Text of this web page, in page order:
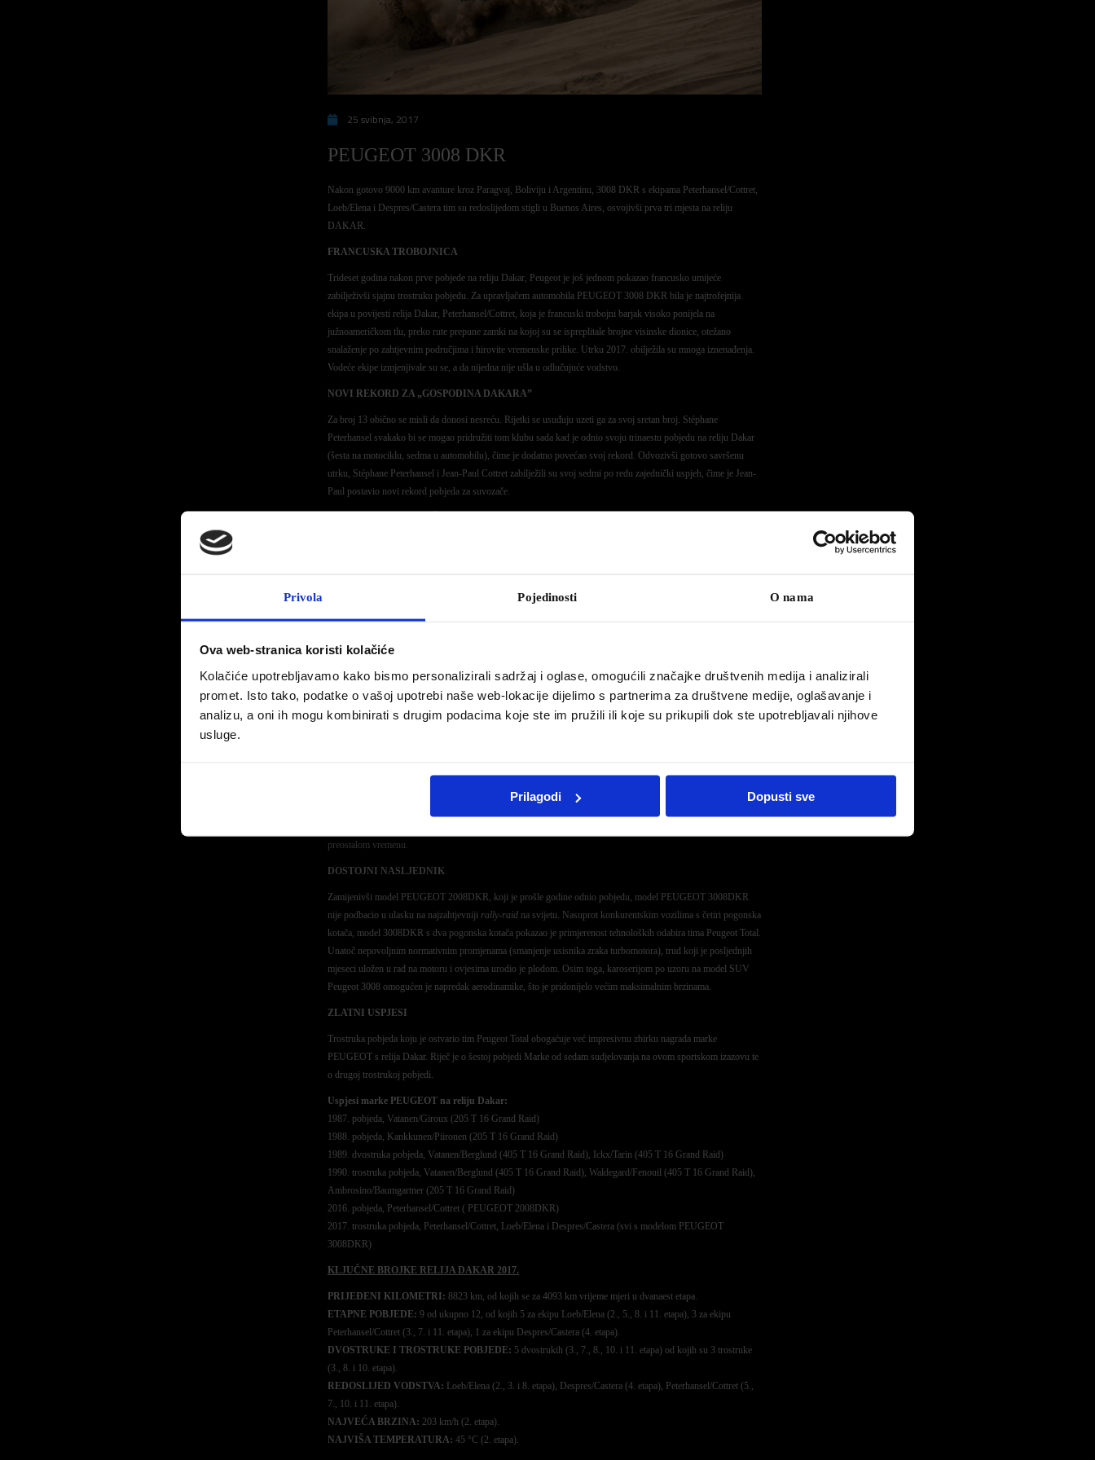
Privola Pojedinosti O nama
Ova web-stranica koristi kolačiće
Kolačiće upotrebljavamo kako bismo personalizirali sadržaj i oglase, omogućili značajke društvenih medija i analizirali
promet. Isto tako, podatke o vašoj upotrebi naše web-lokacije dijelimo s partnerima za društvene medije, oglašavanje i
analizu, a oni ih mogu kombinirati s drugim podacima koje ste im pružili ili koje su prikupili dok ste upotrebljavali njihove
usluge.
Prilagodi Dopusti sve
25 svibnja, 2017
PEUGEOT 3008 DKR
Nakon gotovo 9000 km avanture kroz Paragvaj, Boliviju i Argentinu, 3008 DKR s ekipama Peterhansel/Cottret,
Loeb/Elena i Despres/Castera tim su redoslijedom stigli u Buenos Aires, osvojivši prva tri mjesta na reliju
DAKAR.
FRANCUSKA TROBOJNICA
Trideset godina nakon prve pobjede na reliju Dakar, Peugeot je još jednom pokazao francusko umijeće
zabilježivši sjajnu trostruku pobjedu. Za upravljačem automobila PEUGEOT 3008 DKR bila je najtrofejnija
ekipa u povijesti relija Dakar, Peterhansel/Cottret, koja je francuski trobojni barjak visoko ponijela na
južnoameričkom tlu, preko rute prepune zamki na kojoj su se ispreplitale brojne visinske dionice, otežano
snalaženje po zahtjevnim područjima i hirovite vremenske prilike. Utrku 2017. obilježila su mnoga iznenađenja.
Vodeće ekipe izmjenjivale su se, a da nijedna nije ušla u odlučujuće vodstvo.
NOVI REKORD ZA „GOSPODINA DAKARA”
Za broj 13 obično se misli da donosi nesreću. Rijetki se usuđuju uzeti ga za svoj sretan broj. Stéphane
Peterhansel svakako bi se mogao pridružiti tom klubu sada kad je odnio svoju trinaestu pobjedu na reliju Dakar
(šesta na motociklu, sedma u automobilu), čime je dodatno povećao svoj rekord. Odvozivši gotovo savršenu
utrku, Stéphane Peterhansel i Jean-Paul Cottret zabilježili su svoj sedmi po redu zajednički uspjeh, čime je Jean-
Paul postavio novi rekord pobjeda za suvozače.
mjesto, ekipa br. 309 drugu je godinu zaredom osvojila počasni naslov najboljih natjecatelja s pet od deset
postolja, na koje su se već popeli u kategoriji motocikala (pet pobjeda za Cyrila i jedno treće mjesto za Davida).
Ekipa automobila PEUGEOT 3008DKR br. 307 također je zabilježila svoju prvu pobjedu na posebnoj etapi
relija Dakar u kategoriji automobila te je čak došla na čelo ukupnog poretka na kraju izrazito zahtjevne etape.
Nakon što je još jednom pokazala vrhunac svoje brzine, ekipa Sainz/Cruz nažalost nije mogla završiti ovaj reli
preostalom vremenu.
DOSTOJNI NASLJEDNIK
Zamijenivši model PEUGEOT 2008DKR, koji je prošle godine odnio pobjedu, model PEUGEOT 3008DKR
nije podbacio u ulasku na najzahtjevniji rally-raid na svijetu. Nasuprot konkurentskim vozilima s četiri pogonska
kotača, model 3008DKR s dva pogonska kotača pokazao je primjerenost tehnoloških odabira tima Peugeot Total.
Unatoč nepovoljnim normativnim promjenama (smanjenje usisnika zraka turbomotora), trud koji je posljednjih
mjeseci uložen u rad na motoru i ovjesima urodio je plodom. Osim toga, karoserijom po uzoru na model SUV
Peugeot 3008 omogućen je napredak aerodinamike, što je pridonijelo većim maksimalnim brzinama.
ZLATNI USPJESI
Trostruka pobjeda koju je ostvario tim Peugeot Total obogaćuje već impresivnu zbirku nagrada marke
PEUGEOT s relija Dakar. Riječ je o šestoj pobjedi Marke od sedam sudjelovanja na ovom sportskom izazovu te
o drugoj trostrukoj pobjedi.
Uspjesi marke PEUGEOT na reliju Dakar:
1987. pobjeda, Vatanen/Giroux (205 T 16 Grand Raid)
1988. pobjeda, Kankkunen/Piironen (205 T 16 Grand Raid)
1989. dvostruka pobjeda, Vatanen/Berglund (405 T 16 Grand Raid), Ickx/Tarin (405 T 16 Grand Raid)
1990. trostruka pobjeda, Vatanen/Berglund (405 T 16 Grand Raid), Waldegard/Fenouil (405 T 16 Grand Raid),
Ambrosino/Baumgartner (205 T 16 Grand Raid)
2016. pobjeda, Peterhansel/Cottret ( PEUGEOT 2008DKR)
2017. trostruka pobjeda, Peterhansel/Cottret, Loeb/Elena i Despres/Castera (svi s modelom PEUGEOT
3008DKR)
KLJUČNE BROJKE RELIJA DAKAR 2017.
PRIJEĐENI KILOMETRI: 8823 km, od kojih se za 4093 km vrijeme mjeri u dvanaest etapa.
ETAPNE POBJEDE: 9 od ukupno 12, od kojih 5 za ekipu Loeb/Elena (2., 5., 8. i 11. etapa), 3 za ekipu
Peterhansel/Cottret (3., 7. i 11. etapa), 1 za ekipu Despres/Castera (4. etapa).
DVOSTRUKE I TROSTRUKE POBJEDE: 5 dvostrukih (3., 7., 8., 10. i 11. etapa) od kojih su 3 trostruke
(3., 8. i 10. etapa).
REDOSLIJED VODSTVA: Loeb/Elena (2., 3. i 8. etapa), Despres/Castera (4. etapa), Peterhansel/Cottret (5.,
7., 10. i 11. etapa).
NAJVEĆA BRZINA: 203 km/h (2. etapa).
NAJVIŠA TEMPERATURA: 45 °C (2. etapa).